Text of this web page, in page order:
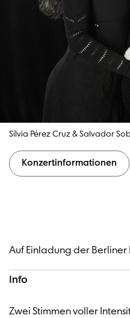
Sílvia Pérez Cruz & Salvador
Konzertinformationen
Auf Einladung der
Info
Zwei Stimmen voller